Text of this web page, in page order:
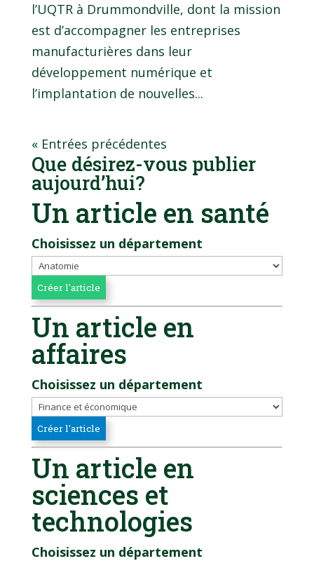
l’UQTR à Drummondville, dont la mission
est d’accompagner les entreprises
manufacturières dans leur
développement numérique et
l’implantation de nouvelles...
« Entrées précédentes
Que désirez-vous publier
aujourd’hui?
Un article en santé
Choisissez un département
Un article en
affaires
Choisissez un département
Un article en
sciences et
technologies
Choisissez un département